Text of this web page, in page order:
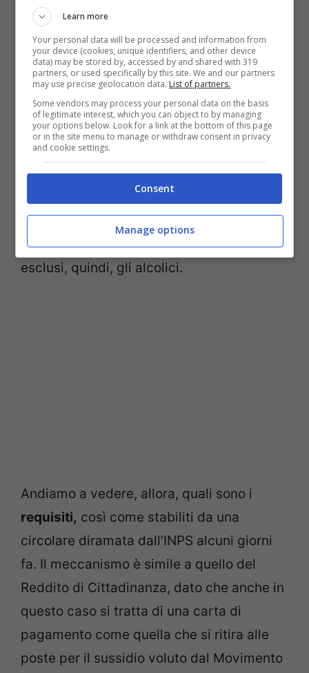
beni alimentari di prima necessità. I
beneficiari dovranno rientrare in
determinate fasce ISEE e non essere già
percettori di altri sussidi o misure di
inclusione sociale o sostegno alla povertà.
Ogni famiglia avrà un importo di 382,50
euroerogati sulla carta rilasciata dalle
Poste. Il primo pagamento dovrà essere
entro la data del 15 settembre
2023e, come detto, dovrà riguardare beni
alimentari di prima necessità. Sono
esclusi, quindi, gli alcolici.
Andiamo a vedere, allora, quali sono i
requisiti, così come stabiliti da una
circolare diramata dall’INPS alcuni giorni
fa. Il meccanismo è simile a quello del
Reddito di Cittadinanza, dato che anche in
questo caso si tratta di una carta di
pagamento come quella che si ritira alle
poste per il sussidio voluto dal Movimento
Learn more
Your personal data will be processed and information from
your device (cookies, unique identifiers, and other device
data) may be stored by, accessed by and shared with 319
partners, or used specifically by this site. We and our partners
may use precise geolocation data. List of partners.
Some vendors may process your personal data on the basis
of legitimate interest, which you can object to by managing
your options below. Look for a link at the bottom of this page
or in the site menu to manage or withdraw consent in privacy
and cookie settings.
Consent
Manage options